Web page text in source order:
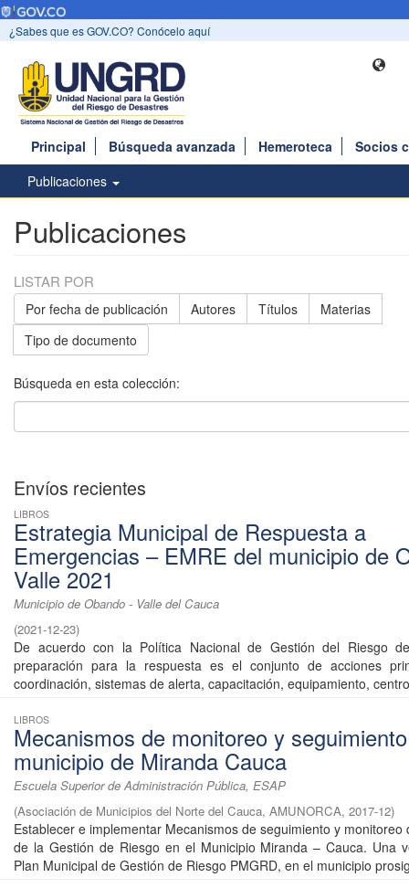
¿Sabes que es GOV.CO? Conócelo aquí
Principal Búsqueda avanzada Hemeroteca
Socios
Publicaciones
Publicaciones
LISTAR POR
Por fecha de publicación Autores Títulos
Materias
Tipo de documento
Búsqueda en esta colección:
Envíos recientes
LIBROS
Estrategia Municipal de Respuesta a
Emergencias – EMRE del municipio de
Valle 2021
Municipio de Obando - Valle del Cauca
(2021-12-23)
De acuerdo con la Política Nacional de Gestión del Riesgo
preparación para la respuesta es el conjunto de acciones
coordinación, sistemas de alerta, capacitación, equipamiento,
LIBROS
Mecanismos de monitoreo y
municipio de Miranda Cauca
Escuela Superior de Administración Pública, ESAP
(Asociación de Municipios del Norte del Cauca, AMUNORCA, 2017-12)
Establecer e implementar Mecanismos de seguimiento y monitoreo
de la Gestión de Riesgo en el Municipio Miranda – Cauca. Una
Plan Municipal de Gestión de Riesgo PMGRD, en el municipio